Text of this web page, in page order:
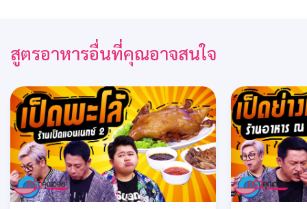
สูตรอาหารอื่นที่คุณอาจสนใจ